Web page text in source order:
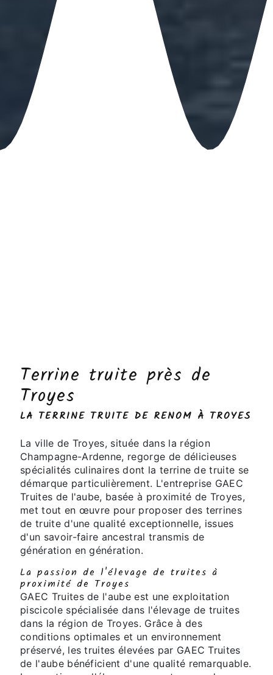
Terrine truite près de
Troyes
LA TERRINE TRUITE DE RENOM À TROYES
La ville de Troyes, située dans la région
Champagne-Ardenne, regorge de délicieuses
spécialités culinaires dont la terrine de truite se
démarque particulièrement. L'entreprise GAEC
Truites de l'aube, basée à proximité de Troyes,
met tout en œuvre pour proposer des terrines
de truite d'une qualité exceptionnelle, issues
d'un savoir-faire ancestral transmis de
génération en génération.
La passion de l'élevage de truites à
proximité de Troyes
GAEC Truites de l'aube est une exploitation
piscicole spécialisée dans l'élevage de truites
dans la région de Troyes. Grâce à des
conditions optimales et un environnement
préservé, les truites élevées par GAEC Truites
de l'aube bénéficient d'une qualité remarquable.